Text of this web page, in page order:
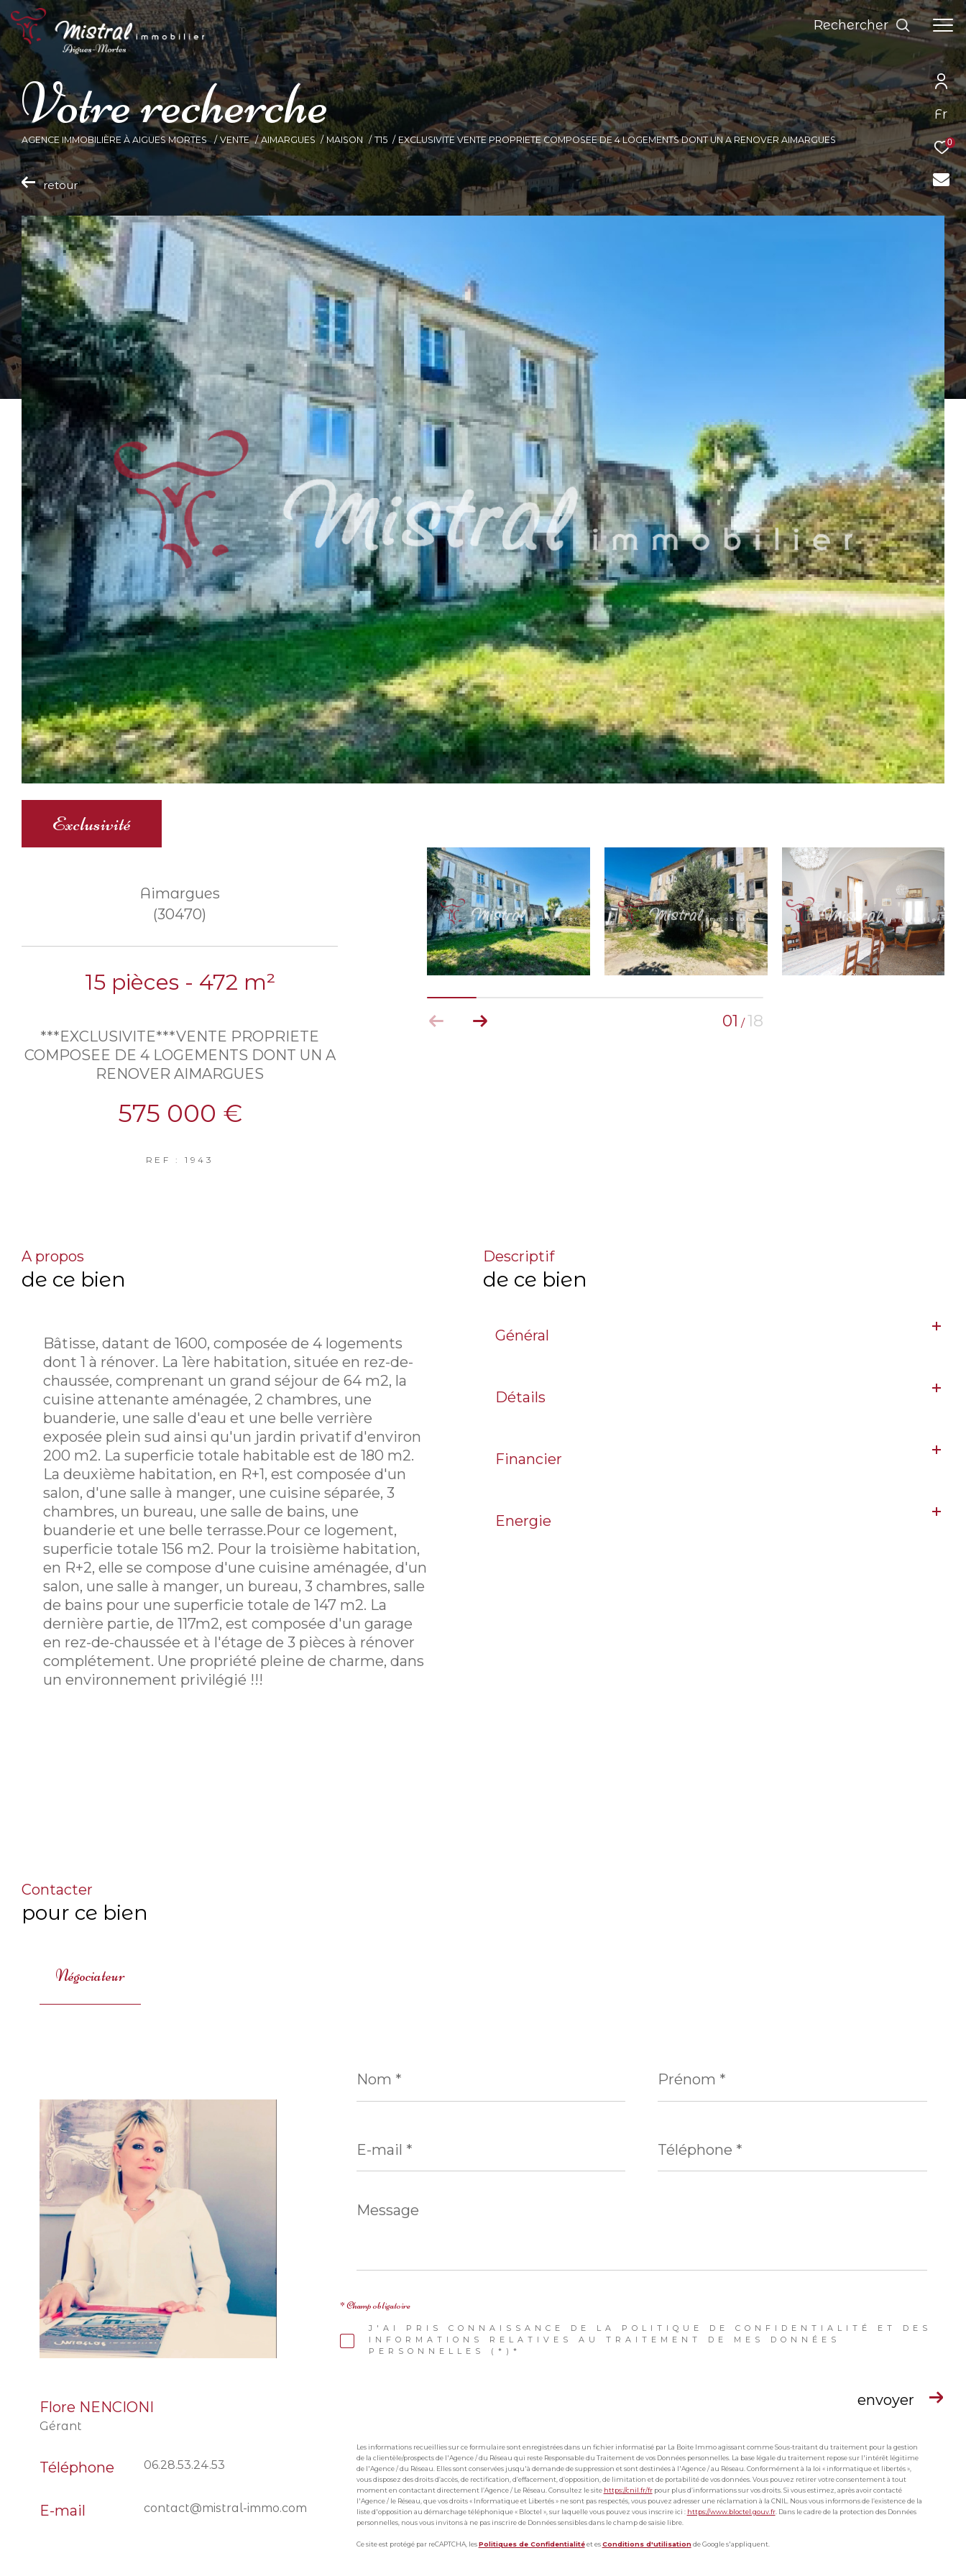
Fr
0
Rechercher
Votrerecherche
AGENCE IMMOBILIÈRE À AIGUES MORTES VENTE AIMARGUES MAISON T15 EXCLUSIVITE VENTE PROPRIETE COMPOSEE DE 4 LOGEMENTS DONT UN A RENOVER AIMARGUES
retour
Exclusivité
01 /18
Aimargues
(30470)
15 pièces - 472 m²
***EXCLUSIVITE***VENTE PROPRIETE
COMPOSEE DE 4 LOGEMENTS DONT UN A
RENOVER AIMARGUES
575 000 €
REF : 1943
a propos
de ce bien
Bâtisse, datant de 1600, composée de 4 logements
dont 1 à rénover. La 1ère habitation, située en rez-de-
chaussée, comprenant un grand séjour de 64 m2, la
cuisine attenante aménagée, 2 chambres, une
buanderie, une salle d'eau et une belle verrière
exposée plein sud ainsi qu'un jardin privatif d'environ
200 m2. La superficie totale habitable est de 180 m2.
La deuxième habitation, en R+1, est composée d'un
salon, d'une salle à manger, une cuisine séparée, 3
chambres, un bureau, une salle de bains, une
buanderie et une belle terrasse.Pour ce logement,
superficie totale 156 m2. Pour la troisième habitation,
en R+2, elle se compose d'une cuisine aménagée, d'un
salon, une salle à manger, un bureau, 3 chambres, salle
de bains pour une superficie totale de 147 m2. La
dernière partie, de 117m2, est composée d'un garage
en rez-de-chaussée et à l'étage de 3 pièces à rénover
complétement. Une propriété pleine de charme, dans
un environnement privilégié !!!
descriptif
de ce bien
Général
Détails
Financier
Energie
Contacter
pour ce bien
Négociateur
Flore NENCIONI
Gérant
Téléphone 06.28.53.24.53
E-mail contact@mistral-immo.com
*
*
mail
*
*
Message
*
J'AI PRIS CONNAISSANCE DE LA POLITIQUE DE CONFIDENTIALITÉ ET DES
INFORMATIONS RELATIVES AU TRAITEMENT DE MES DONNÉES
PERSONNELLES (*)*
* Champ obligatoire
envoyer
Les informations recueillies sur ce formulaire sont enregistrées dans un fichier informatisé par La Boite Immo agissant comme Sous-traitant du traitement pour la gestion
de la clientèle/prospects de l'Agence / du Réseau qui reste Responsable du Traitement de vos Données personnelles. La base légale du traitement repose sur l'intérêt légitime
de l'Agence / du Réseau. Elles sont conservées jusqu'à demande de suppression et sont destinées à l'Agence / au Réseau. Conformément à la loi « informatique et libertés »,
vous disposez des droits d’accès, de rectification, d’effacement, d’opposition, de limitation et de portabilité de vos données. Vous pouvez retirer votre consentement à tout
moment en contactant directement l’Agence / Le Réseau. Consultez le site https://cnil.fr/frpour plus d’informations sur vos droits. Si vous estimez, après avoir contacté
l'Agence / le Réseau, que vos droits « Informatique et Libertés » ne sont pas respectés, vous pouvez adresser une réclamation à la CNIL. Nous vous informons de l’existence de la
liste d'opposition au démarchage téléphonique « Bloctel », sur laquelle vous pouvez vous inscrire ici : https://www.bloctel.gouv.fr. Dans le cadre de la protection des Données
personnelles, nous vous invitons à ne pas inscrire de Données sensibles dans le champ de saisie libre.
Ce site est protégé par reCAPTCHA, lesPolitiques de Confidentialitéet esConditions d'utilisationde Google s'appliquent.